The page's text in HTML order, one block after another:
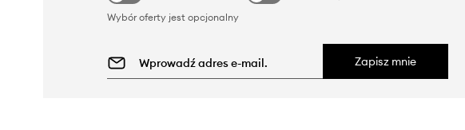
Wybór oferty jest opcjonalny
Zapisz mnie